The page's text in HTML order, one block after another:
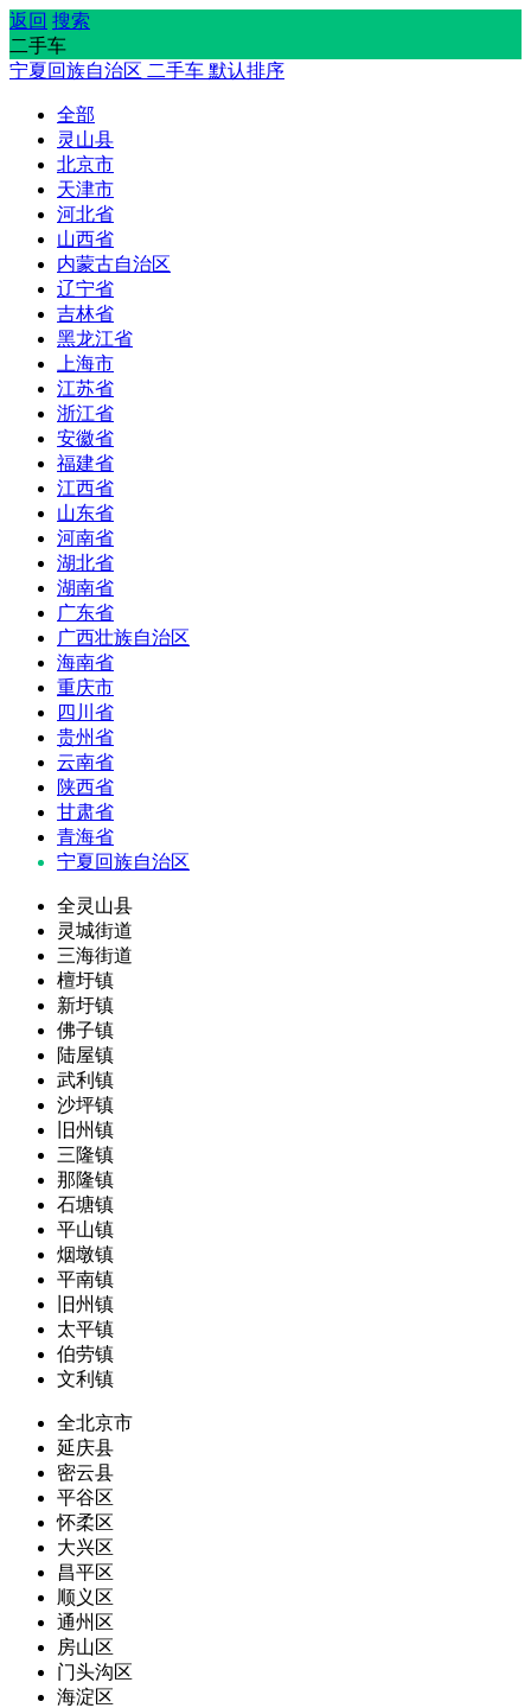
返回 搜索
二手车
宁夏回族自治区 二手车 默认排序
全部
灵山县
北京市
天津市
河北省
山西省
内蒙古自治区
辽宁省
吉林省
黑龙江省
上海市
江苏省
浙江省
安徽省
福建省
江西省
山东省
河南省
湖北省
湖南省
广东省
广西壮族自治区
海南省
重庆市
四川省
贵州省
云南省
陕西省
甘肃省
青海省
宁夏回族自治区
全灵山县
灵城街道
三海街道
檀圩镇
新圩镇
佛子镇
陆屋镇
武利镇
沙坪镇
旧州镇
三隆镇
那隆镇
石塘镇
平山镇
烟墩镇
平南镇
旧州镇
太平镇
伯劳镇
文利镇
全北京市
延庆县
密云县
平谷区
怀柔区
大兴区
昌平区
顺义区
通州区
房山区
门头沟区
海淀区